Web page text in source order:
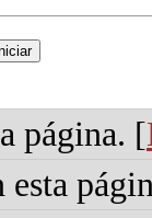
página. [
esta